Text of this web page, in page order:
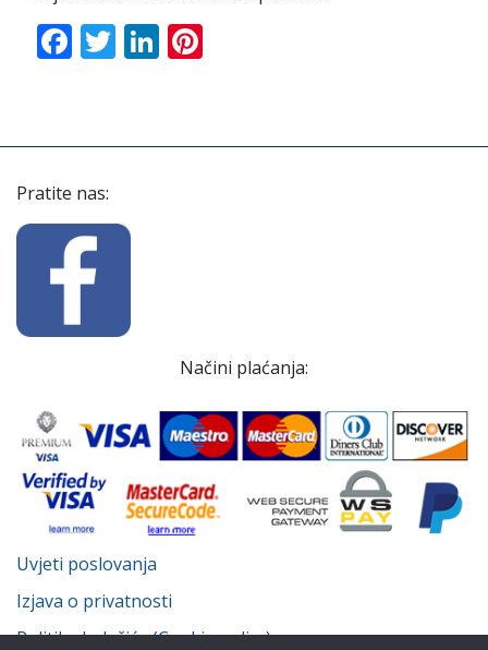
Facebook
TwitterLinkedIn
Pratite nas:
Načini plaćanja:
Uvjeti poslovanja
Izjava o privatnosti
Politika kolačića (Cookie policy)